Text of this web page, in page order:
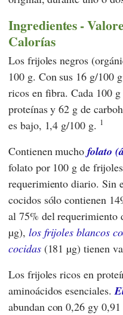
Ingredientes -
Calorías
Los frijoles negros
100 g. Con sus 16 g/100
ricos en fibra. Cada 100
proteínas y 62 g de
es bajo, 1,4 g/100 g. 1
Contienen muchofolato
folato por 100 g de
requerimiento diario. Sin
cocidos sólo contienen
al 75% del
µg), los frijoles blancos
cocidas(181 µg) tienen
Los frijoles ricos en
aminoácidos esenciales.
abundan con 0,26 gy